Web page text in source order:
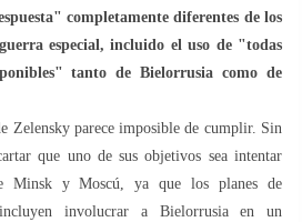
completamente diferentes de los
especial, incluido el uso de "todas
tanto de Bielorrusia como de
Zelensky parece imposible de cumplir. Sin
que uno de sus objetivos sea intentar
Minsk y Moscú, ya que los planes de
involucrar a Bielorrusia en un